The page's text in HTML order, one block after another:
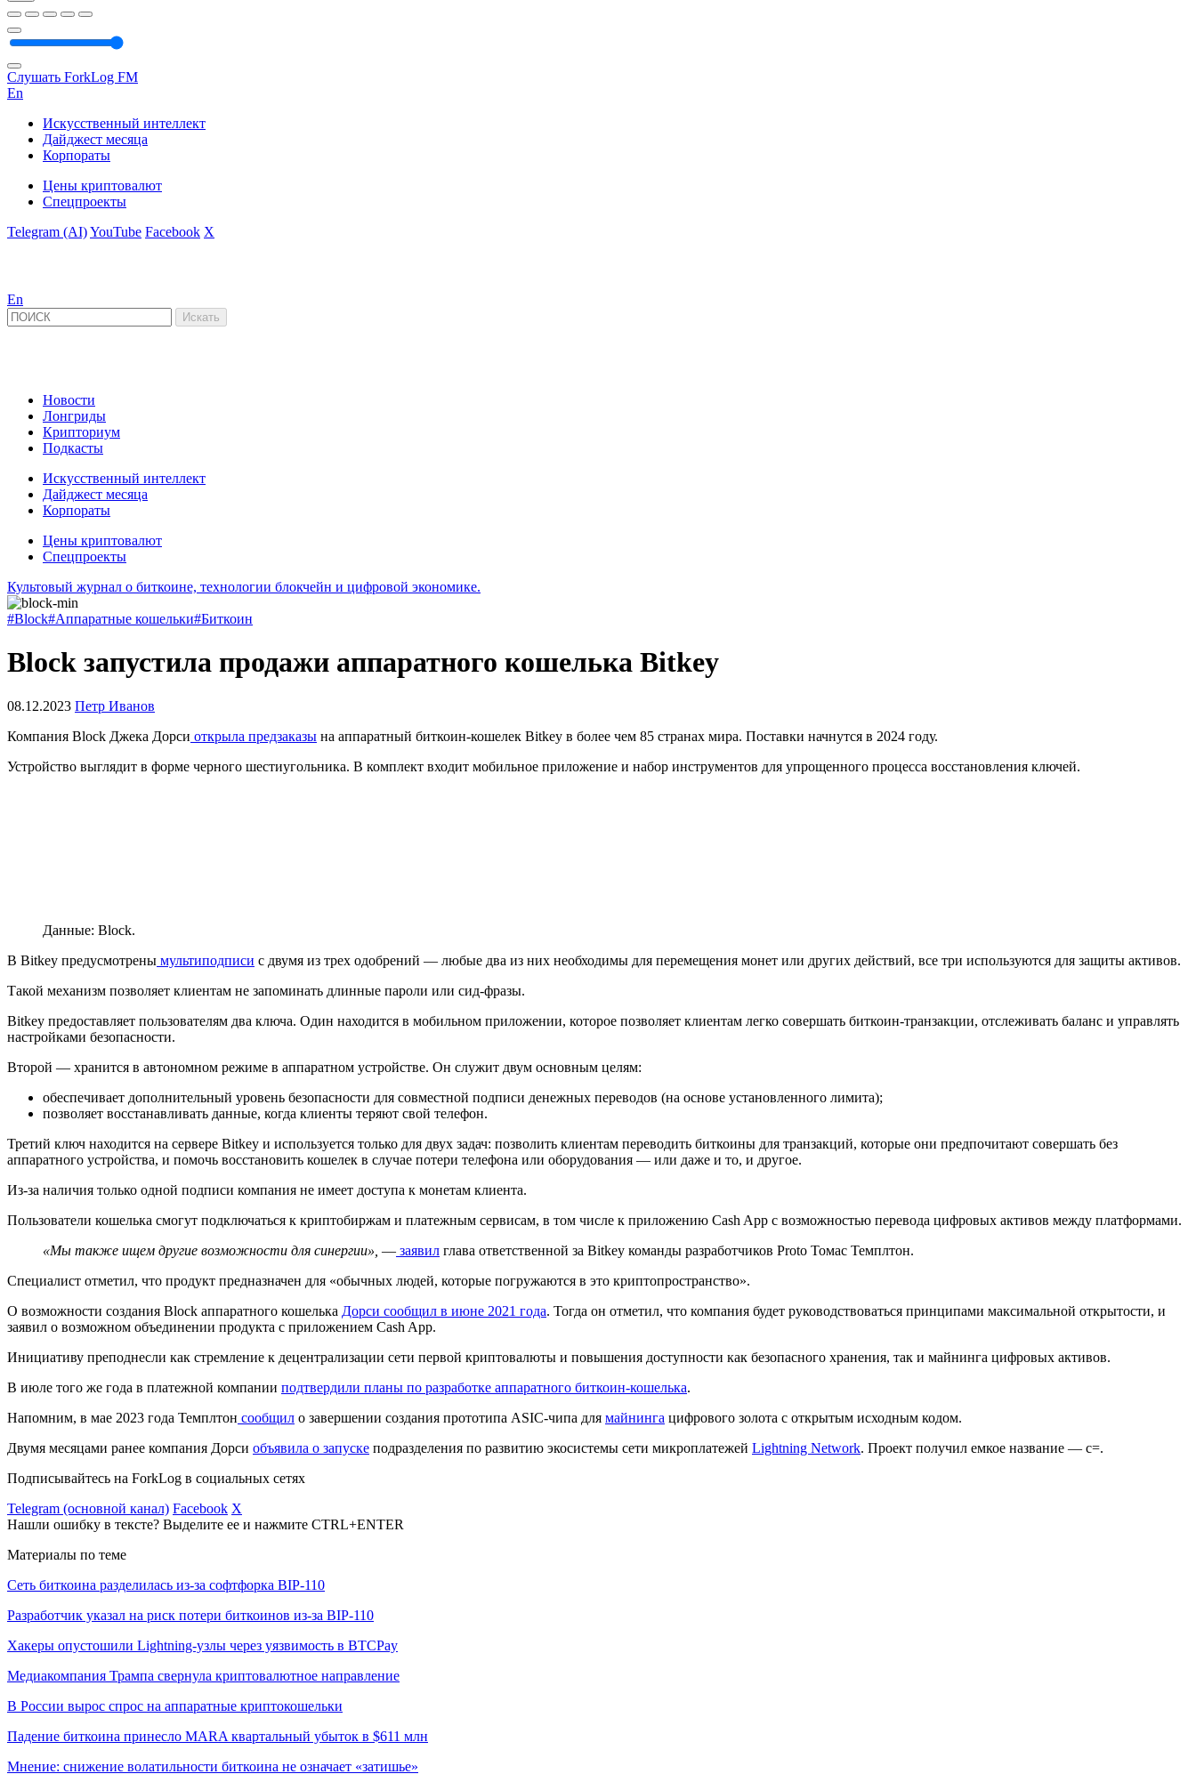
Слушать ForkLog FM
En
Искусственный интеллект
Дайджест месяца
Корпораты
Цены криптовалют
Спецпроекты
Telegram (AI)YouTube Facebook X
En
Новости
Лонгриды
Крипториум
Подкасты
Искусственный интеллект
Дайджест месяца
Корпораты
Цены криптовалют
Спецпроекты
Культовый журнал о биткоине, технологии блокчейн и цифровой экономике.
#Block#Аппаратные кошельки#Биткоин
Block запустила продажи аппаратного кошелька Bitkey
08.12.2023 Петр Иванов
Компания Block Джека Дорси открыла предзаказы на аппаратный биткоин-кошелек Bitkey в более чем 85 странах мира. Поставки начнутся в 2024 году.
Устройство выглядит в форме черного шестиугольника. В комплект входит мобильное приложение и набор инструментов для упрощенного процесса восстановления ключей.
Данные: Block.
В Bitkey предусмотрены мультиподписи с двумя из трех одобрений — любые два из них необходимы для перемещения монет или других действий, все три используются для защиты активов.
Такой механизм позволяет клиентам не запоминать длинные пароли или сид-фразы.
Bitkey предоставляет пользователям два ключа. Один находится в мобильном приложении, которое позволяет клиентам легко совершать биткоин-транзакции, отслеживать баланс и управлять
настройками безопасности.
Второй — хранится в автономном режиме в аппаратном устройстве. Он служит двум основным целям:
обеспечивает дополнительный уровень безопасности для совместной подписи денежных переводов (на основе установленного лимита);
позволяет восстанавливать данные, когда клиенты теряют свой телефон.
Третий ключ находится на сервере Bitkey и используется только для двух задач: позволить клиентам переводить биткоины для транзакций, которые они предпочитают совершать без
аппаратного устройства, и помочь восстановить кошелек в случае потери телефона или оборудования — или даже и то, и другое.
Из-за наличия только одной подписи компания не имеет доступа к монетам клиента.
Пользователи кошелька смогут подключаться к криптобиржам и платежным сервисам, в том числе к приложению Cash App с возможностью перевода цифровых активов между платформами.
«Мы также ищем другие возможности для синергии», — заявил глава ответственной за Bitkey команды разработчиков Proto Томас Темплтон.
Специалист отметил, что продукт предназначен для «обычных людей, которые погружаются в это криптопространство».
О возможности создания Block аппаратного кошелька Дорси сообщил в июне 2021 года. Тогда он отметил, что компания будет руководствоваться принципами максимальной открытости, и
заявил о возможном объединении продукта с приложением Cash App.
Инициативу преподнесли как стремление к децентрализации сети первой криптовалюты и повышения доступности как безопасного хранения, так и майнинга цифровых активов.
В июле того же года в платежной компании подтвердили планы по разработке аппаратного биткоин-кошелька.
Напомним, в мае 2023 года Темплтон сообщил о завершении создания прототипа ASIC-чипа для майнинга цифрового золота с открытым исходным кодом.
Двумя месяцами ранее компания Дорси объявила о запуске подразделения по развитию экосистемы сети микроплатежей Lightning Network. Проект получил емкое название — с=.
Подписывайтесь на ForkLog в социальных сетях
Telegram (основной канал) Facebook X
Нашли ошибку в тексте? Выделите ее и нажмите CTRL+ENTER
Материалы по теме
Сеть биткоина разделилась из-за софтфорка BIP-110
Разработчик указал на риск потери биткоинов из-за BIP-110
Хакеры опустошили Lightning-узлы через уязвимость в BTCPay
Медиакомпания Трампа свернула криптовалютное направление
В России вырос спрос на аппаратные криптокошельки
Падение биткоина принесло MARA квартальный убыток в $611 млн
Мнение: снижение волатильности биткоина не означает «затишье»